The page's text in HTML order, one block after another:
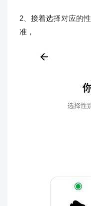
2、接着选择对应的
准，